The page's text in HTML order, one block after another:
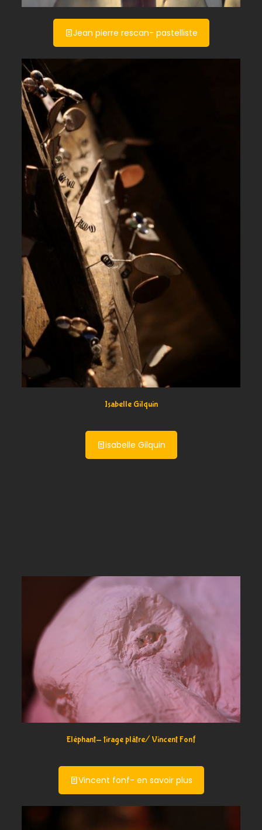
Jean pierre rescan- pastelliste
Isabelle Gilquin
isabelle Gilquin
Eléphant- tirage plâtre/ Vincent Fonf
Vincent fonf- en savoir plus